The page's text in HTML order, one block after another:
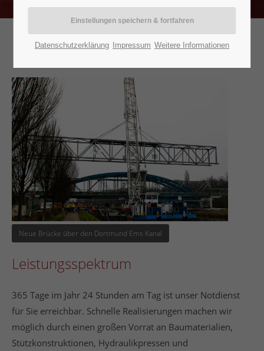
Haben Sie Fragen?
+49 2367 9996-0
info@hsend.de
Unsere Bürozeiten:
Mo-Fr 7:30 - 16:30
Über uns
Heinrich Send GmbH
Die Heinrich Send GmbH ist ein mittelständisches,
inhabergeführtes Bauunternehmen und kann auf eine
über 100-jährige Tradition zurückblicken.
Neue Brücke über den Dortmund Ems Kanal
Leistungsspektrum
365 Tage im Jahr 24 Stunden am Tag ist unser Notdienst
für Sie erreichbar. Schnelle Realisierungen machen wir
möglich durch einen großen Vorrat an Baumaterialien,
Stützkonstruktionen, Hydraulikpressen und
Datenschutzerklärung Impressum Weitere Informationen